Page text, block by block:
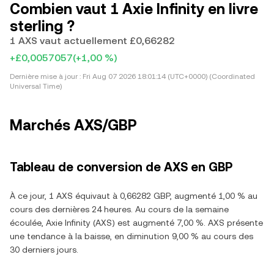
Combien vaut 1 Axie Infinity en livre
sterling ?
1 AXS vaut actuellement £0,66282
+£0,0057057(+1,00 %)
Dernière mise à jour : Fri Aug 07 2026 18:01:14 (UTC+0000) (Coordinated
Universal Time)
Marchés AXS/GBP
Tableau de conversion de AXS en GBP
À ce jour, 1 AXS équivaut à 0,66282 GBP, augmenté 1,00 % au
cours des dernières 24 heures. Au cours de la semaine
écoulée, Axie Infinity (AXS) est augmenté 7,00 %. AXS présente
une tendance à la baisse, en diminution 9,00 % au cours des
30 derniers jours.